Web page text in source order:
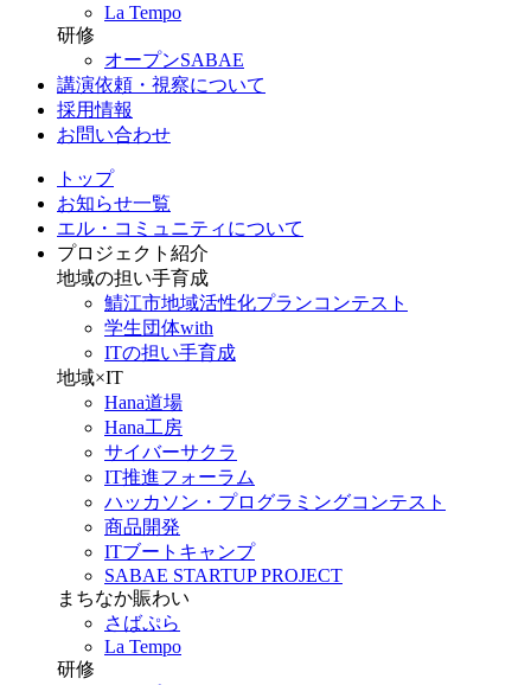
La Tempo
研修
オープンSABAE
講演依頼・視察について
採用情報
お問い合わせ
トップ
お知らせ一覧
エル・コミュニティについて
プロジェクト紹介
地域の担い手育成
鯖江市地域活性化プランコンテスト
学生団体with
ITの担い手育成
地域×IT
Hana道場
Hana工房
サイバーサクラ
IT推進フォーラム
ハッカソン・プログラミングコンテスト
商品開発
ITブートキャンプ
SABAE STARTUP PROJECT
まちなか賑わい
さばぷら
La Tempo
研修